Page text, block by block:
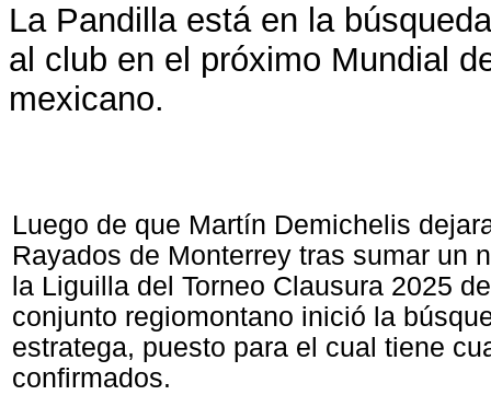
La Pandilla está en la
al club en el próximo Mundial
mexicano.
Luego de que Martín Demichelis
Rayados de Monterrey tras sumar un
la Liguilla del Torneo Clausura 2025
conjunto regiomontano inició la
estratega, puesto para el cual tiene
confirmados.